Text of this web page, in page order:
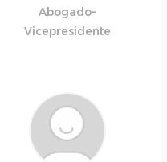
Abogado-
Vicepresidente